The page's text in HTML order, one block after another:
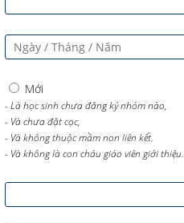
Mới
- Là học sinh chưa đăng ký nhóm nào,
- Và chưa đặt cọc,
- Và không thuộc mầm non liên kết.
- Và không là con cháu giáo viên giới thiệu.